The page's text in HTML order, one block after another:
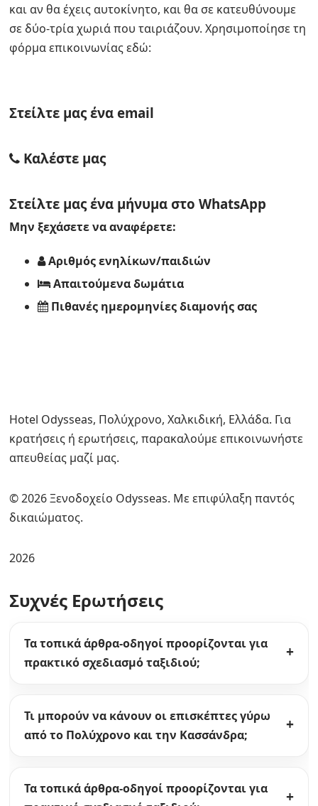
και αν θα έχεις αυτοκίνητο, και θα σε κατευθύνουμε
σε δύο-τρία χωριά που ταιριάζουν. Χρησιμοποίησε τη
φόρμα επικοινωνίας εδώ:
Στείλτε μας ένα email
Καλέστε μας
Στείλτε μας ένα μήνυμα στοWhatsApp
Μην ξεχάσετε να αναφέρετε:
Αριθμός ενηλίκων/παιδιών
Απαιτούμενα δωμάτια
Πιθανές ημερομηνίες διαμονής σας
Hotel Odysseas, Πολύχρονο, Χαλκιδική, Ελλάδα. Για
κρατήσεις ή ερωτήσεις, παρακαλούμε επικοινωνήστε
απευθείας μαζί μας.
© 2026 Ξενοδοχείο Odysseas. Με επιφύλαξη παντός
δικαιώματος.
2026
Συχνές Ερωτήσεις
Τα τοπικά άρθρα-οδηγοί προορίζονται για
πρακτικό σχεδιασμό ταξιδιού;
Τι μπορούν να κάνουν οι επισκέπτες γύρω
από το Πολύχρονο και την Κασσάνδρα;
Τα τοπικά άρθρα-οδηγοί προορίζονται για